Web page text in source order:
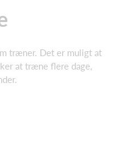
træner. Det er muligt at
at træne flere dage,